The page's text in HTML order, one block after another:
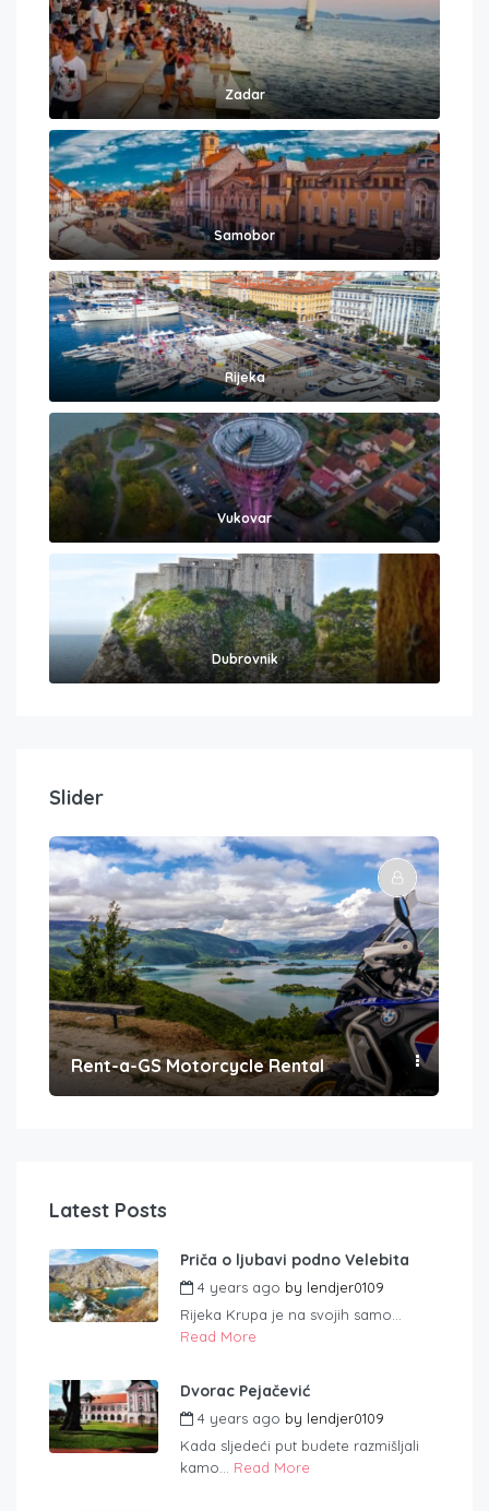
Zadar
Samobor
Rijeka
Vukovar
Dubrovnik
Slider
Rent-a-GS Motorcycle Rental
Latest Posts
Priča o ljubavi podno Velebita
4 years ago by lendjer0109
Rijeka Krupa je na svojih samo...
Read More
Dvorac Pejačević
4 years ago by lendjer0109
Kada sljedeći put budete razmišljali
kamo... Read More